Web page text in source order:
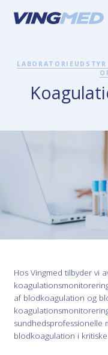
Hos Vingmed tilbyder vi
af blodkoagulation og
sundhedsprofessionelle
blodkoagulation i